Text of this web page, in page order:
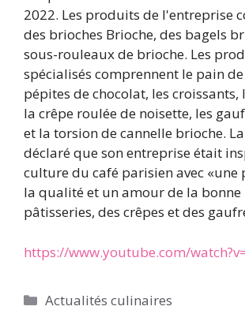
2022. Les produits de l'entreprise
des brioches Brioche, des bagels
sous-rouleaux de brioche. Les
spécialisés comprennent le pain
pépites de chocolat, les croissants,
la crêpe roulée de noisette, les
et la torsion de cannelle brioche.
déclaré que son entreprise était
culture du café parisien avec «une
la qualité et un amour de la bonne
pâtisseries, des crêpes et des
https://www.youtube.com/
Catégories
Actualités culinaires